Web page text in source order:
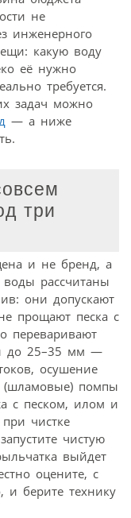
не
инженерного
какую воду
её нужно
требуется.
задач можно
— а ниже
три
и не бренд, а
рассчитаны
они допускают
прощают песка с
переваривают
до 25–35 мм —
осушение
(шламовые) помпы
с песком, илом и
чистке
чистую
выйдет
оцените, с
и берите технику